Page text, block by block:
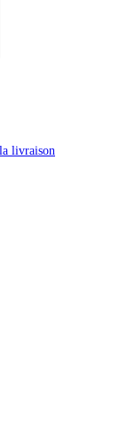
livraison